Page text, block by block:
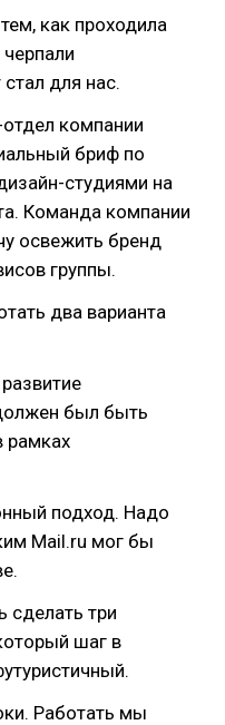
как проходила
для нас.
компании
бриф по
студиями на
Команда компании
освежить бренд
группы.
два варианта
был быть
рамках
подход. Надо
Mail.ru мог бы
три
шаг в
Работать мы